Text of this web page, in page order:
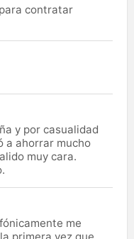
contratar
y por casualidad
a ahorrar mucho
muy cara.
me